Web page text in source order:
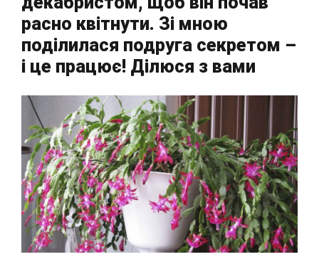
расно квітнути. Зі мною
поділилася подруга секретом –
і це працює! Ділюся з вами